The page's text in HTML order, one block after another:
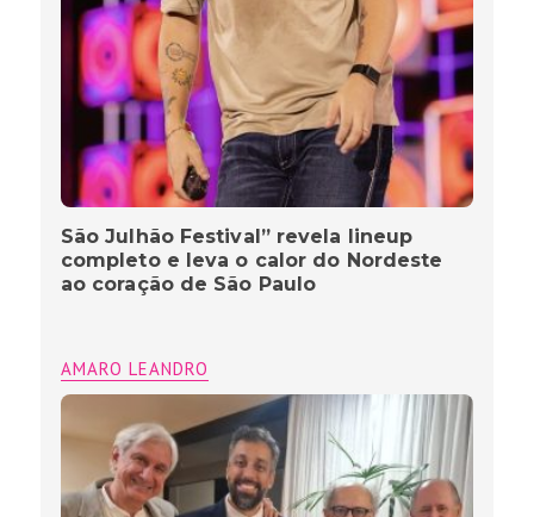
São Julhão Festival” revela lineup
completo e leva o calor do Nordeste
ao coração de São Paulo
AMARO LEANDRO